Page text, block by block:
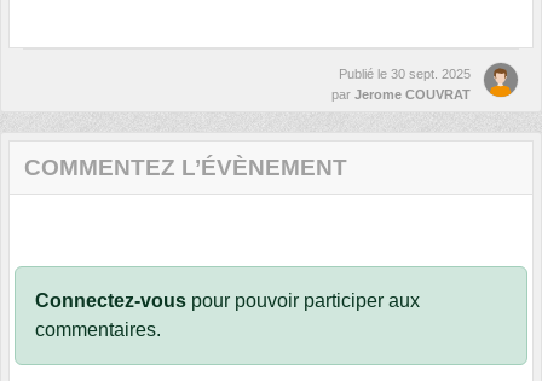
Publié le 30 sept. 2025
par Jerome COUVRAT
COMMENTEZ L’ÉVÈNEMENT
Connectez-vous pour pouvoir participer aux
commentaires.